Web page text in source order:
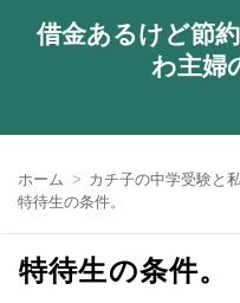
借金あるけど節
わ主婦
ホーム
カチ子の中学受験と
特待生の条件。
特待生の条件。